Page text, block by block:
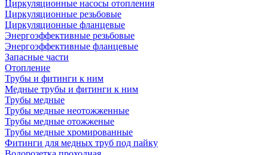
Циркуляционные насосы отопления
Циркуляционные резьбовые
Циркуляционные фланцевые
Энергоэффективные резьбовые
Энергоэффективные фланцевые
Запасные части
Отопление
Трубы и фитинги к ним
Медные трубы и фитинги к ним
Трубы медные
Трубы медные неотожженные
Трубы медные отожженые
Трубы медные хромированные
Фитинги для медных труб под пайку